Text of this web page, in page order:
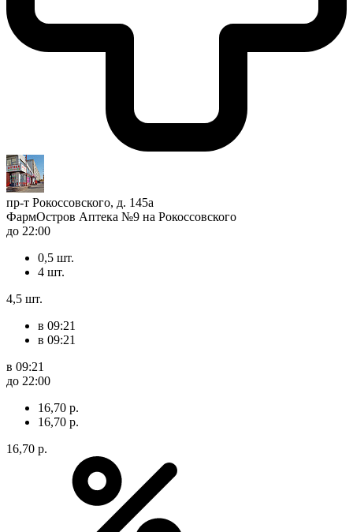
пр-т Рокоссовского, д. 145а
ФармОстров Аптека №9 на Рокоссовского
до 22:00
0,5 шт.
4 шт.
4,5 шт.
в 09:21
в 09:21
в 09:21
до 22:00
16,70 р.
16,70 р.
16,70 р.